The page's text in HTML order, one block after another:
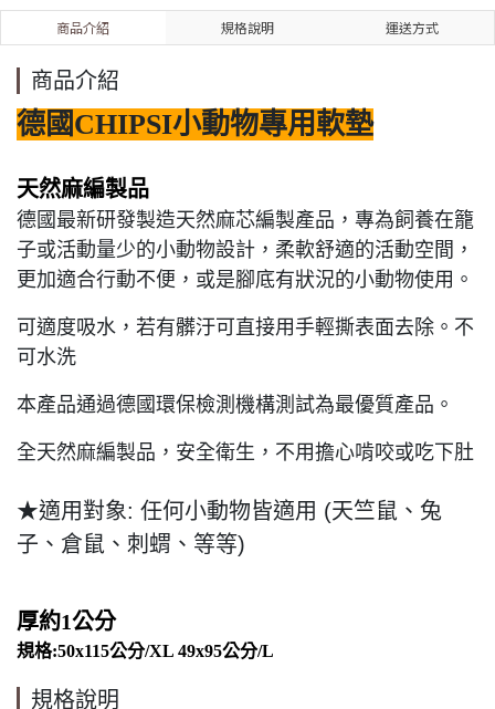
商品介紹 規格說明 運送方式
商品介紹
德國CHIPSI小動物專用軟墊
天然麻編製品
德國最新研發製造天然麻芯編製產品，專為飼養在籠
子或活動量少的小動物設計，柔軟舒適的活動空間，
更加適合行動不便，或是腳底有狀況的小動物使用。
可適度吸水，若有髒汙可直接用手輕撕表面去除。不
可水洗
本產品通過德國環保檢測機構測試為最優質產品。
全天然麻編製品，安全衛生，不用擔心啃咬或吃下肚
★適用對象: 任何小動物皆適用 (天竺鼠、兔
子、倉鼠、刺蝟、等等)
厚約1公分
規格:50x115公分/XL 49x95公分/L
規格說明